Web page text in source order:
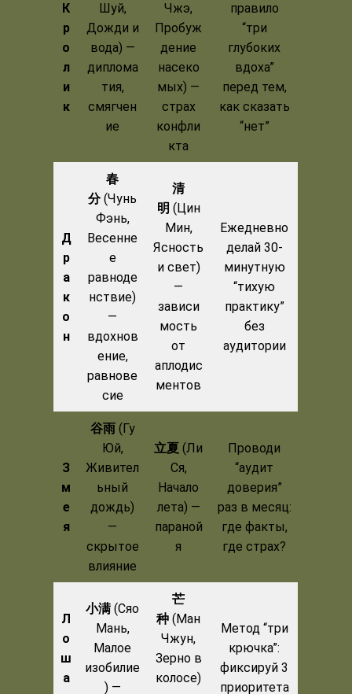
К
р
о
л
и
к
Шуй,
Дожди и
вода) —
диплома
тия,
смягчен
ие
Чжэ,
Пробуж
дение
насеко
мых) —
страх
конфли
кта
правило
“три
глубоких
вдоха”
перед тем,
как сказать
“нет”
Д
р
а
к
о
н
春
分(Чунь
Фэнь,
Весенне
е
равноде
нствие)
—
вдохнов
ение,
равнове
сие
清
明 (Цин
Мин,
Ясность
и свет)
—
зависи
мость
от
аплодис
ментов
Ежедневно
делай 30-
минутную
“тихую
практику”
без
аудитории
З
м
е
я
谷雨(Гу
Юй,
Живител
ьный
дождь)
—
скрытое
влияние
立夏 (Ли
Ся,
Начало
лета) —
параной
я
Проводи
“аудит
доверия”
раз в месяц:
где факты,
где страх?
Л
о
ш
а
小满 (Сяо
Мань,
Малое
изобилие
) —
芒
种 (Ман
Чжун,
Зерно в
колосе)
Метод “три
крючка”:
фиксируй 3
приоритета